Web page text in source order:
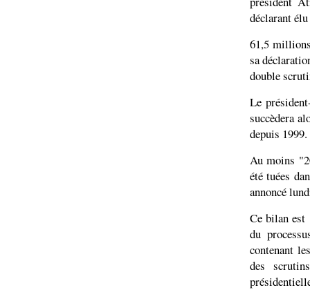
déclarant
61,5
sa
double
Le
succèdera
depuis 1999.
Au moins
été tuées
annoncé
Ce bilan est
du
contenant
des